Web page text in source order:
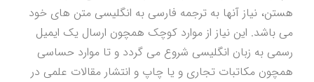
هستن، نیاز آنها به ترجمه فارسی به انگلیسی متن های خود
می باشد. این نیاز از موارد کوچک همچون ارسال یک ایمیل
رسمی به زبان انگلیسی شروع می گردد و تا موارد حساسی
همچون مکاتبات تجاری و یا چاپ و انتشار مقالات علمی در